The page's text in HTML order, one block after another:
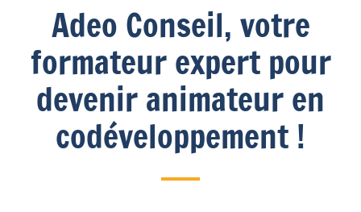
Adeo Conseil, votre
formateur expert pour
devenir animateur en
codéveloppement !